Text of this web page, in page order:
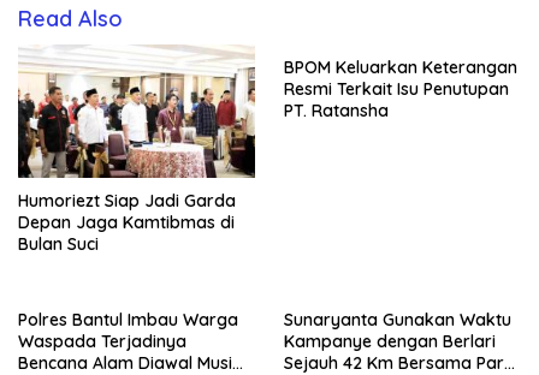
Read Also
Humoriezt Siap Jadi Garda
Depan Jaga Kamtibmas di
Bulan Suci
BPOM Keluarkan Keterangan
Resmi Terkait Isu Penutupan
PT. Ratansha
Polres Bantul Imbau Warga
Waspada Terjadinya
Bencana Alam Diawal Musim
Sunaryanta Gunakan Waktu
Kampanye dengan Berlari
Sejauh 42 Km Bersama Para